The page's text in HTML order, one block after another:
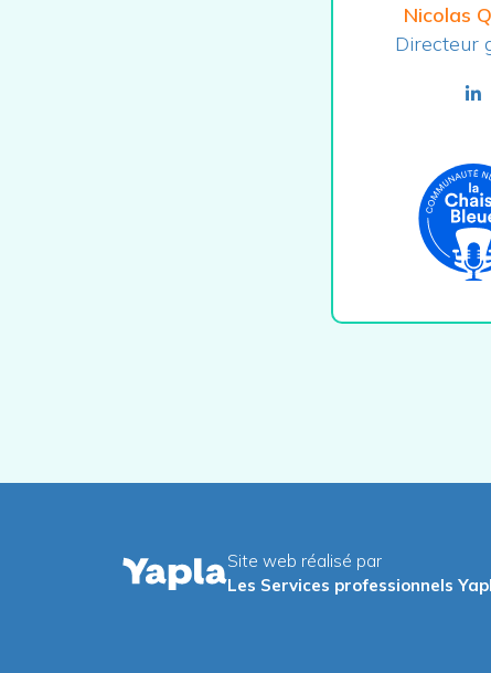
Nicolas
Directeur
Site web réalisé par
Les Services professionnels